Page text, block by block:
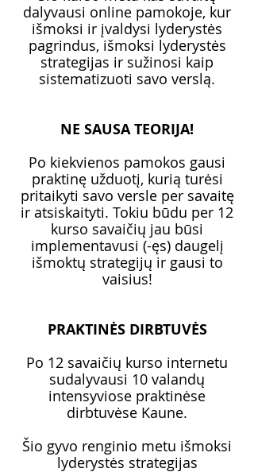
dalyvausi online pamokoje, kur
išmoksi ir įvaldysi lyderystės
pagrindus, išmoksi lyderystės
strategijas ir sužinosi kaip
sistematizuoti savo verslą.
NE SAUSA TEORIJA!
Po kiekvienos pamokos gausi
praktinę užduotį, kurią turėsi
pritaikyti savo versle per savaitę
ir atsiskaityti. Tokiu būdu per 12
kurso savaičių jau būsi
implementavusi (-ęs) daugelį
išmoktų strategijų ir gausi to
vaisius!
PRAKTINĖS DIRBTUVĖS
Po 12 savaičių kurso internetu
sudalyvausi 10 valandų
intensyviose praktinėse
dirbtuvėse Kaune.
Šio gyvo renginio metu išmoksi
lyderystės strategijas